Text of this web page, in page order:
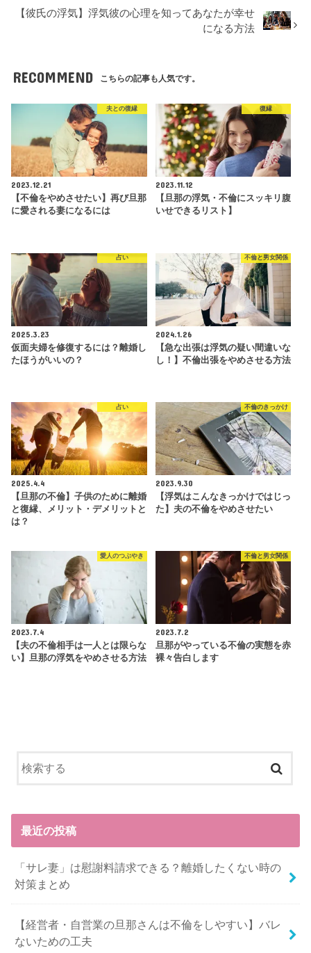
【彼氏の浮気】浮気彼の心理を知ってあなたが幸せ
になる方法
RECOMMEND こちらの記事も人気です。
夫との復縁
2023.12.21
【不倫をやめさせたい】再び旦那
に愛される妻になるには
復縁
2023.11.12
【旦那の浮気・不倫にスッキリ腹
いせできるリスト】
占い
2025.3.23
仮面夫婦を修復するには？離婚し
たほうがいいの？
不倫と男女関係
2024.1.26
【急な出張は浮気の疑い間違いな
し！】不倫出張をやめさせる方法
占い
2025.4.4
【旦那の不倫】子供のために離婚
と復縁、メリット・デメリットと
は？
不倫のきっかけ
2023.9.30
【浮気はこんなきっかけではじっ
た】夫の不倫をやめさせたい
愛人のつぶやき
2023.7.4
【夫の不倫相手は一人とは限らな
い】旦那の浮気をやめさせる方法
不倫と男女関係
2023.7.2
旦那がやっている不倫の実態を赤
裸々告白します
最近の投稿
「サレ妻」は慰謝料請求できる？離婚したくない時の
対策まとめ
【経営者・自営業の旦那さんは不倫をしやすい】バレ
ないための工夫